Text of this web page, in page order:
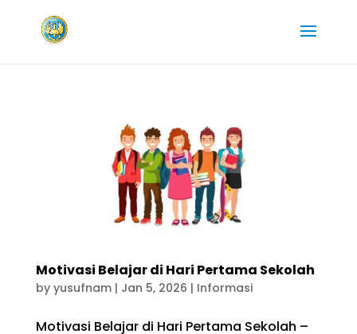
Motivasi Belajar di Hari Pertama Sekolah
by yusufnam| Jan 5, 2026 | Informasi
Motivasi Belajar di Hari Pertama Sekolah –